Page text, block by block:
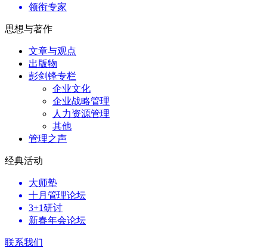
领衔专家
思想与著作
文章与观点
出版物
彭剑锋专栏
企业文化
企业战略管理
人力资源管理
其他
管理之声
经典活动
大师塾
十月管理论坛
3+1研讨
新春年会论坛
联系我们